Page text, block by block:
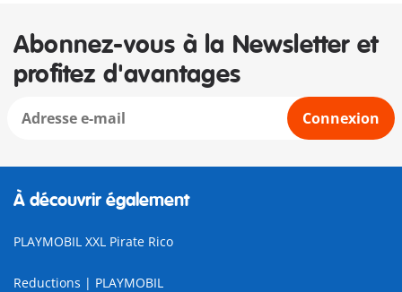
Abonnez-vous à la Newsletter et
profitez d'avantages
Connexion
À découvrir également
PLAYMOBIL XXL Pirate Rico
Reductions | PLAYMOBIL